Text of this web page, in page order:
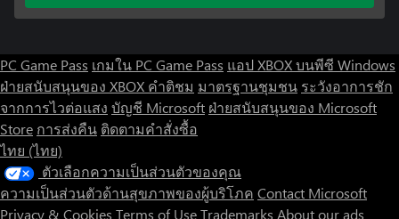
PC Game Pass เกมใน PC Game Pass แอป XBOX บนพีซี Windows
ฝ่ายสนับสนุนของ XBOX คำติชม มาตรฐานชุมชน ระวังอาการชัก
จากการไวต่อแสง บัญชี Microsoft ฝ่ายสนับสนุนของ Microsoft
Store การส่งคืน ติดตามคำสั่งซื้อ
ไทย (ไทย)
ตัวเลือกความเป็นส่วนตัวของคุณ
ความเป็นส่วนตัวด้านสุขภาพของผู้บริโภค Contact Microsoft
Privacy & Cookies Terms of UseTrademarks About our ads